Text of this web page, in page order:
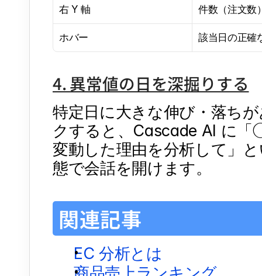
右 Y 軸 件数（注文数
ホバー 該当日の正確
4. 異常値の日を深掘りする
特定日に大きな伸び・落ち
クすると、Cascade AI に
変動した理由を分析して」
態で会話を開けます。
関連記事
EC 分析とは